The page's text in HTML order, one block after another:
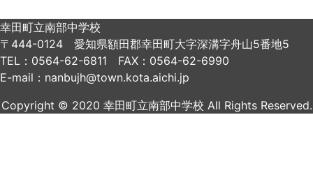
幸田町立南部中学校
〒444-0124 愛知県額田郡幸田町大字深溝字舟山5番地5
TEL：0564-62-6811 FAX：0564-62-6990
E-mail：nanbujh@town.kota.aichi.jp
Copyright © 2020 幸田町立南部中学校 All Rights Reserved.